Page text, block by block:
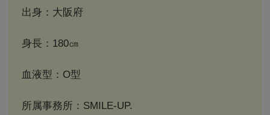
出身：大阪府
身長：180㎝
血液型：O型
所属事務所：SMILE-UP.